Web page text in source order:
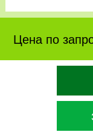
Цена по